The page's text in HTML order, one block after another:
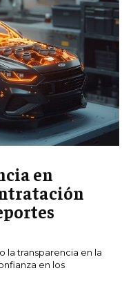
en
la transparencia en la
en los